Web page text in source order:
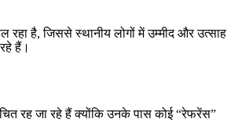
रहा है, जिससे स्थानीय लोगों में उम्मीद और उत्साह
हैं।
रह जा रहे हैं क्योंकि उनके पास कोई “रेफरेंस”